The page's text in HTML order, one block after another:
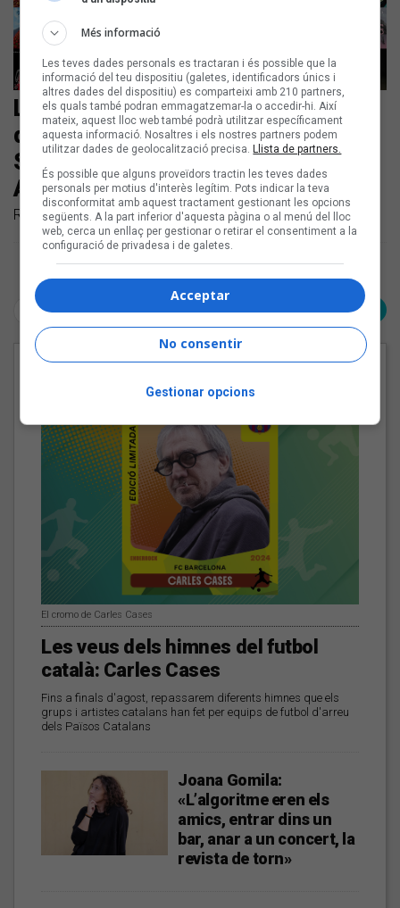
Les noves cançons en català són
d'Alfred García, La Ludwig Band,
Sandra Monfort i Els Amics de les
Arts
Repassem els llançaments en català dels darrers dies
Pàgina 1 de 1
< Anterior Següent >
EN PORTADA
El cromo de Carles Cases
Les veus dels himnes del futbol
català: Carles Cases
Fins a finals d'agost, repassarem diferents himnes que els
grups i artistes catalans han fet per equips de futbol d'arreu
dels Països Catalans
Joana Gomila:
«L’algoritme eren els
amics, entrar dins un
bar, anar a un concert, la
revista de torn»
Més informació
Les teves dades personals es tractaran i és possible que la
informació del teu dispositiu (galetes, identificadors únics i
altres dades del dispositiu) es comparteixi amb 210 partners,
els quals també podran emmagatzemar-la o accedir-hi. Així
mateix, aquest lloc web també podrà utilitzar específicament
aquesta informació. Nosaltres i els nostres partners podem
utilitzar dades de geolocalització precisa.Llista de partners.
És possible que alguns proveïdors tractin les teves dades
personals per motius d'interès legítim. Pots indicar la teva
disconformitat amb aquest tractament gestionant les opcions
següents. A la part inferior d'aquesta pàgina o al menú del lloc
web, cerca un enllaç per gestionar o retirar el consentiment a la
configuració de privadesa i de galetes.
Acceptar
No consentir
Gestionar opcions